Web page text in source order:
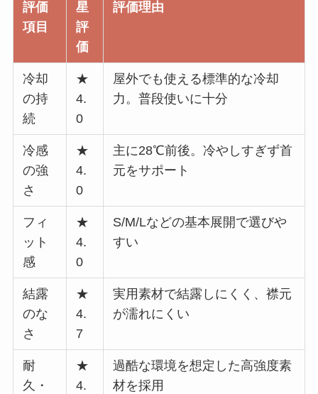
評価
項目
星
評
価
評価理由
冷却
の持
続
★
4.
0
屋外でも使える標準的な冷却
力。普段使いに十分
冷感
の強
さ
★
4.
0
主に28℃前後。冷やしすぎず首
元をサポート
フィ
ット
感
★
4.
0
S/M/Lなどの基本展開で選びや
すい
結露
のな
さ
★
4.
7
実用素材で結露しにくく、襟元
が濡れにくい
耐
久・
★
4.
過酷な環境を想定した高強度素
材を採用